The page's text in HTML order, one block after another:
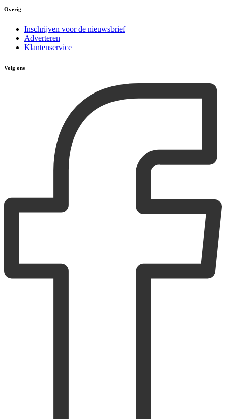
Overig
Inschrijven voor de nieuwsbrief
Adverteren
Klantenservice
Volg ons